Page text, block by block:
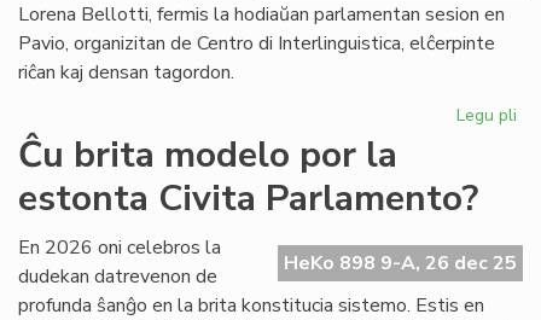
Pavio
Lorena Bellotti, fermis la hodiaŭan parlamentan sesion en
Pavio, organizitan de Centro di Interlinguistica, elĉerpinte
riĉan kaj densan tagordon.
Legu pli
la
Ĉu brita modelo por la
estonta Civita Parlamento?
HeKo 898 9-A, 26 dec 25
En 2026 oni celebros la
dudekan datrevenon de
profunda ŝanĝo en la brita konstitucia sistemo. Estis en